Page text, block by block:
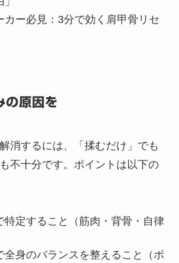
カー必見：3分で効く肩甲骨リセ
原因を
消するには、「揉むだけ」でも
不十分です。ポイントは以下の
特定すること（筋肉・背骨・自律
全身のバランスを整えること（ボ